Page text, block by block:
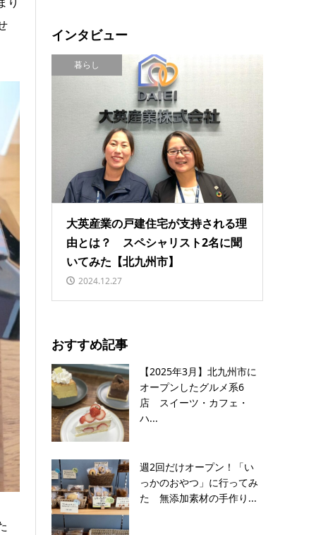
インタビュー
暮らし
大英産業の戸建住宅が支持される理
由とは？ スペシャリスト2名に聞
いてみた【北九州市】
2024.12.27
おすすめ記事
【2025年3月】北九州市に
オープンしたグルメ系6
店 スイーツ・カフェ・
ハ...
週2回だけオープン！「い
っかのおやつ」に行ってみ
た 無添加素材の手作り...